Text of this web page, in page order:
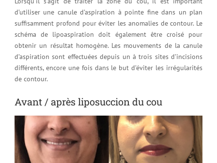
d’utiliser une canule d’aspiration à pointe fine dans un plan
suffisamment profond pour éviter les anomalies de contour. Le
schéma de lipoaspiration doit également être croisé pour
obtenir un résultat homogène. Les mouvements de la canule
d’aspiration sont effectuées depuis un à trois sites d’incisions
différents, encore une fois dans le but d’éviter les irrégularités
de contour.
Avant / après liposuccion du cou